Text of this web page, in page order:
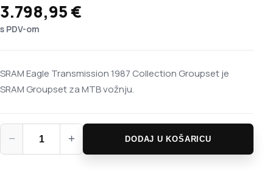
3.798,95€
s PDV-om
SRAM Eagle Transmission 1987 Collection Groupset je
SRAM Groupset za MTB vožnju.
−
SRAM Eagle Transmission 1987 Collection Groupset količina
+ DODAJ U KOŠARICU